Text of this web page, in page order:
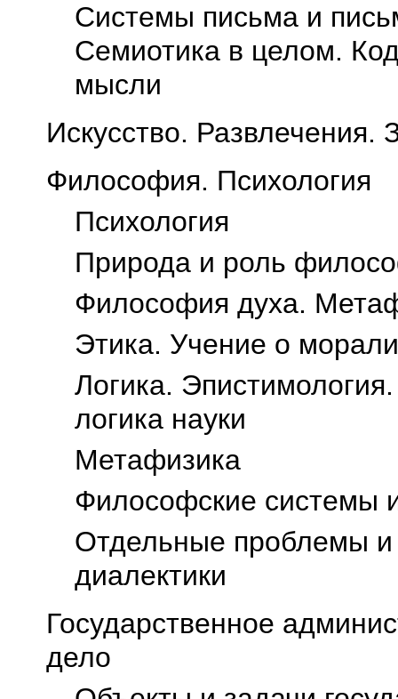
Системы письма и
Семиотика в целом.
мысли
Искусство. Развлечения.
Философия. Психология
Психология
Природа и роль
Философия духа.
Этика. Учение о
Логика.
логика науки
Метафизика
Философские системы
Отдельные проблемы и
диалектики
Государственное
дело